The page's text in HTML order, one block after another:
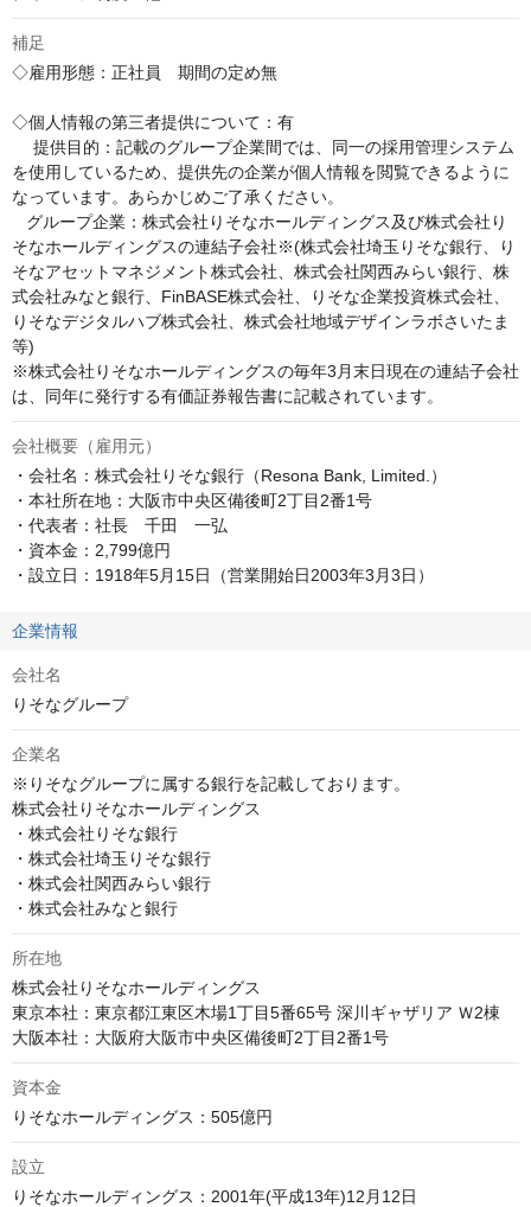
補足
◇雇用形態：正社員　期間の定め無
◇個人情報の第三者提供について：有
提供目的：記載のグループ企業間では、同一の採用管理システム
を使用しているため、提供先の企業が個人情報を閲覧できるように
なっています。あらかじめご了承ください。
そなホールディングスの連結子会社※(株式会社埼玉りそな銀行、り
そなアセットマネジメント株式会社、株式会社関西みらい銀行、株
式会社みなと銀行、FinBASE株式会社、りそな企業投資株式会社、
りそなデジタルハブ株式会社、株式会社地域デザインラボさいたま
等)
※株式会社りそなホールディングスの毎年3月末日現在の連結子会社
は、同年に発行する有価証券報告書に記載されています。
会社概要（雇用元）
・会社名：株式会社りそな銀行（Resona Bank, Limited.）
・本社所在地：大阪市中央区備後町2丁目2番1号
・代表者：社長　千田　一弘
・資本金：2,799億円
・設立日：1918年5月15日（営業開始日2003年3月3日）
企業情報
会社名
りそなグループ
企業名
※りそなグループに属する銀行を記載しております。
株式会社りそなホールディングス
・株式会社りそな銀行
・株式会社埼玉りそな銀行
・株式会社関西みらい銀行
・株式会社みなと銀行
所在地
株式会社りそなホールディングス
東京本社：東京都江東区木場1丁目5番65号 深川ギャザリア Ｗ2棟
資本金
設立
りそなホールディングス：2001年(平成13年)12月12日